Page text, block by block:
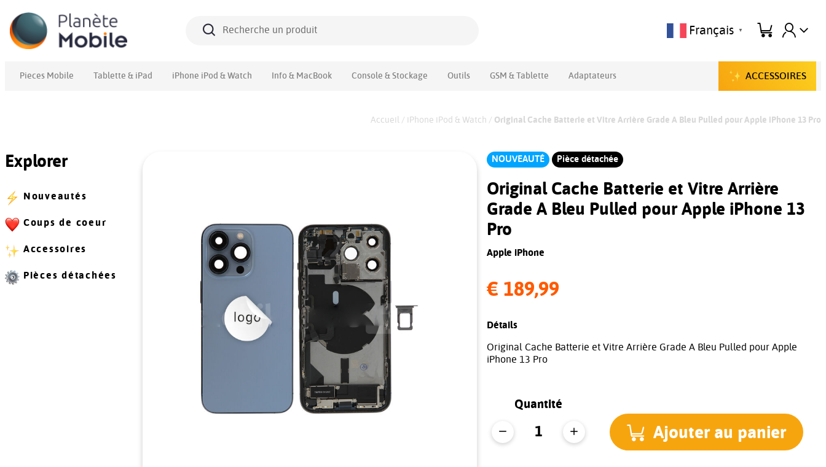
Pieces Mobile Tablette & iPad iPhone iPod & Watch Info & MacBook Console & Stockage Outils GSM & Tablette Adaptateurs ACCESSOIRES
Français ▼
Accueil / iPhone iPod & Watch / Original Cache Batterie et Vitre Arrière Grade A Bleu Pulled pour Apple iPhone 13 Pro
Explorer
Nouveautés
Coups de coeur
Accessoires
Pièces détachées
NOUVEAUTÉ Pièce détachée
Original Cache Batterie et Vitre Arrière
Grade A Bleu Pulled pour Apple iPhone 13
Pro
Apple iPhone
€ 189,99
Détails
Original Cache Batterie et Vitre Arrière Grade A Bleu Pulled pour Apple
iPhone 13 Pro
Quantité
Ajouter au panier